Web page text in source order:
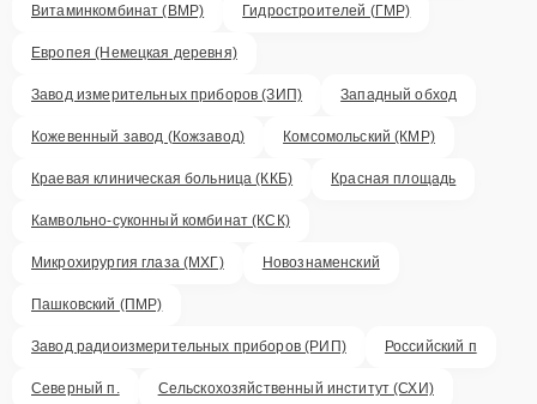
Витаминкомбинат (ВМР) Гидростроителей (ГМР)
Европея (Немецкая деревня)
Завод измерительных приборов (ЗИП) Западный обход
Кожевенный завод (Кожзавод) Комсомольский (КМР)
Краевая клиническая больница (ККБ) Красная площадь
Камвольно-суконный комбинат (КСК)
Микрохирургия глаза (МХГ) Новознаменский
Пашковский (ПМР)
Завод радиоизмерительных приборов (РИП) Российский п
Северный п. Сельскохозяйственный институт (СХИ)